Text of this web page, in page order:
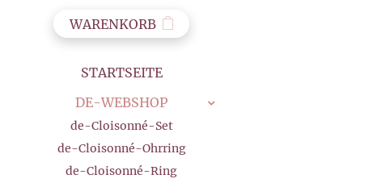
WARENKORB
STARTSEITE
DE-WEBSHOP
de-Cloisonné-Set
de-Cloisonné-Ohrring
de-Cloisonné-Ring